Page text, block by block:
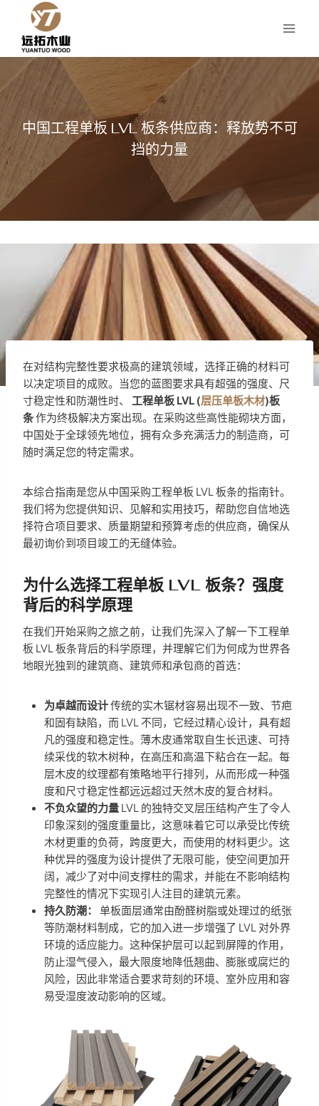
容
中国工程单板 LVL 板条供应商：释放势不可
挡的力量
在对结构完整性要求极高的建筑领域，选择正确的材料可
以决定项目的成败。当您的蓝图要求具有超强的强度、尺
寸稳定性和防潮性时、 工程单板 LVL (层压单板木材)板
条作为终极解决方案出现。在采购这些高性能砌块方面，
中国处于全球领先地位，拥有众多充满活力的制造商，可
随时满足您的特定需求。
本综合指南是您从中国采购工程单板 LVL 板条的指南针。
我们将为您提供知识、见解和实用技巧，帮助您自信地选
择符合项目要求、质量期望和预算考虑的供应商，确保从
最初询价到项目竣工的无缝体验。
为什么选择工程单板 LVL 板条？强度
背后的科学原理
在我们开始采购之旅之前，让我们先深入了解一下工程单
板 LVL 板条背后的科学原理，并理解它们为何成为世界各
地眼光独到的建筑商、建筑师和承包商的首选：
为卓越而设计传统的实木锯材容易出现不一致、节疤
和固有缺陷，而 LVL 不同，它经过精心设计，具有超
凡的强度和稳定性。薄木皮通常取自生长迅速、可持
续采伐的软木树种，在高压和高温下粘合在一起。每
层木皮的纹理都有策略地平行排列，从而形成一种强
度和尺寸稳定性都远远超过天然木皮的复合材料。
不负众望的力量 LVL 的独特交叉层压结构产生了令人
印象深刻的强度重量比，这意味着它可以承受比传统
木材更重的负荷，跨度更大，而使用的材料更少。这
种优异的强度为设计提供了无限可能，使空间更加开
阔，减少了对中间支撑柱的需求，并能在不影响结构
完整性的情况下实现引人注目的建筑元素。
持久防潮：
单板面层通常由酚醛树脂或处理过的纸张
等防潮材料制成，它的加入进一步增强了 LVL 对外界
环境的适应能力。这种保护层可以起到屏障的作用，
防止湿气侵入，最大限度地降低翘曲、膨胀或腐烂的
风险，因此非常适合要求苛刻的环境、室外应用和容
易受湿度波动影响的区域。